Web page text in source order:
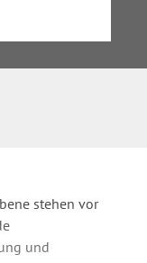
stehen vor
und